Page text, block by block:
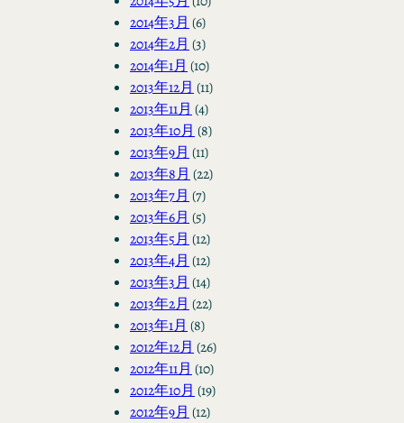
2014年3月 (6)
2014年2月 (3)
2014年1月 (10)
2013年12月 (11)
2013年11月 (4)
2013年10月 (8)
2013年9月 (11)
2013年8月 (22)
2013年7月 (7)
2013年6月 (5)
2013年5月 (12)
2013年4月 (12)
2013年3月 (14)
2013年2月 (22)
2013年1月 (8)
2012年12月 (26)
2012年11月 (10)
2012年10月 (19)
2012年9月 (12)